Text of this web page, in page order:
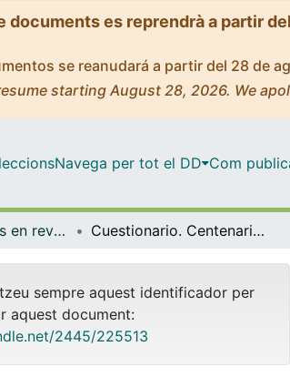
es reprendrà a partir
se reanudará a partir del 28 de
starting August 28, 2026. We
Navega per tot el DD Com
Articles publicats en revistes (Història de l'Art) Cuestionario. Centenario Archivo Español de Arte (1925-2025)
sempre aquest identificador per
aquest document:
2445/225513